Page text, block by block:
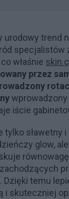
urodowy trend
specjalistów
właśnie skin
przez
iście
tylko sławetny
glow,
Dzięki temu
i skuteczniej